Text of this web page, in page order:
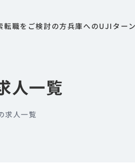
人一覧
求人一覧
転職をご検討の方兵庫へのUJIターン